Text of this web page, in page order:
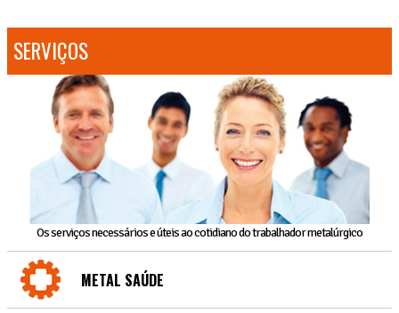
SERVIÇOS
Os serviços necessários e úteis ao cotidiano do trabalhador metalúrgico
METAL SAÚDE